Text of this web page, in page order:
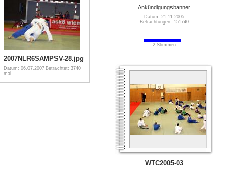
2007NLR6SAMPSV-28.jpg
Datum: 06.07.2007 Betrachtet: 3740
mal
Ankündigungsbanner
Datum: 21.11.2005
Betrachtungen: 151740
2 Stimmen
WTC2005-03